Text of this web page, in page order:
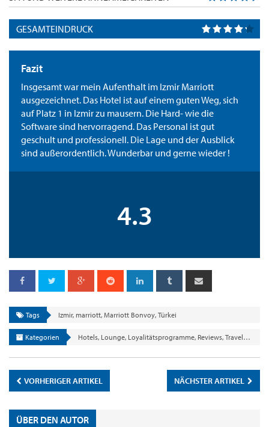
GESAMTEINDRUCK
Fazit
Insgesamt war mein Aufenthalt im Izmir Marriott
ausgezeichnet. Das Hotel ist auf einem guten Weg, sich
auf Platz 1 in Izmir zu mausern. Die Hard- wie die
Software sind hervorragend. Das Personal ist gut
geschult und professionell. Die Lage und der Ausblick
sind außerordentlich. Wunderbar und gerne wieder !
4.3
Tags Izmir, marriott, Marriott Bonvoy, Türkei
Kategorien Hotels, Lounge, Loyalitätsprogramme, Reviews, Travel&Lifestyle
VORHERIGER ARTIKEL NÄCHSTER ARTIKEL
ÜBER DEN AUTOR